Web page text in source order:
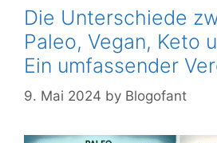
Die Unterschiede
Paleo, Vegan, Keto
Ein umfassender
9. Mai 2024 by Blogofant